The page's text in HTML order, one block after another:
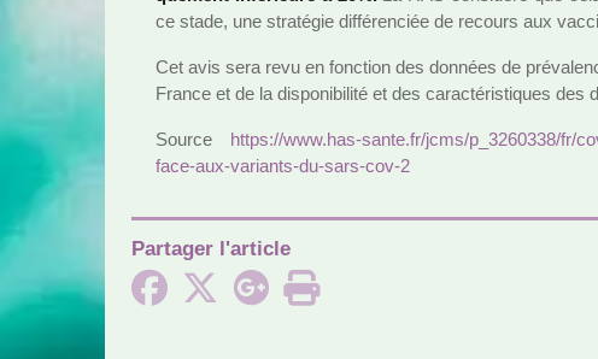
ce stade, une stra­té­gie dif­fé­ren­ciée de recours aux
Cet avis sera revu en fonc­tion des don­nées de
France et de la dis­po­ni­bi­lité et des carac­té­ris­ti­ques des
Source https://www.has-sante.fr/jcms/p_3260338/fr/
face-aux-variants-du-sars-cov-2
Partager l'article